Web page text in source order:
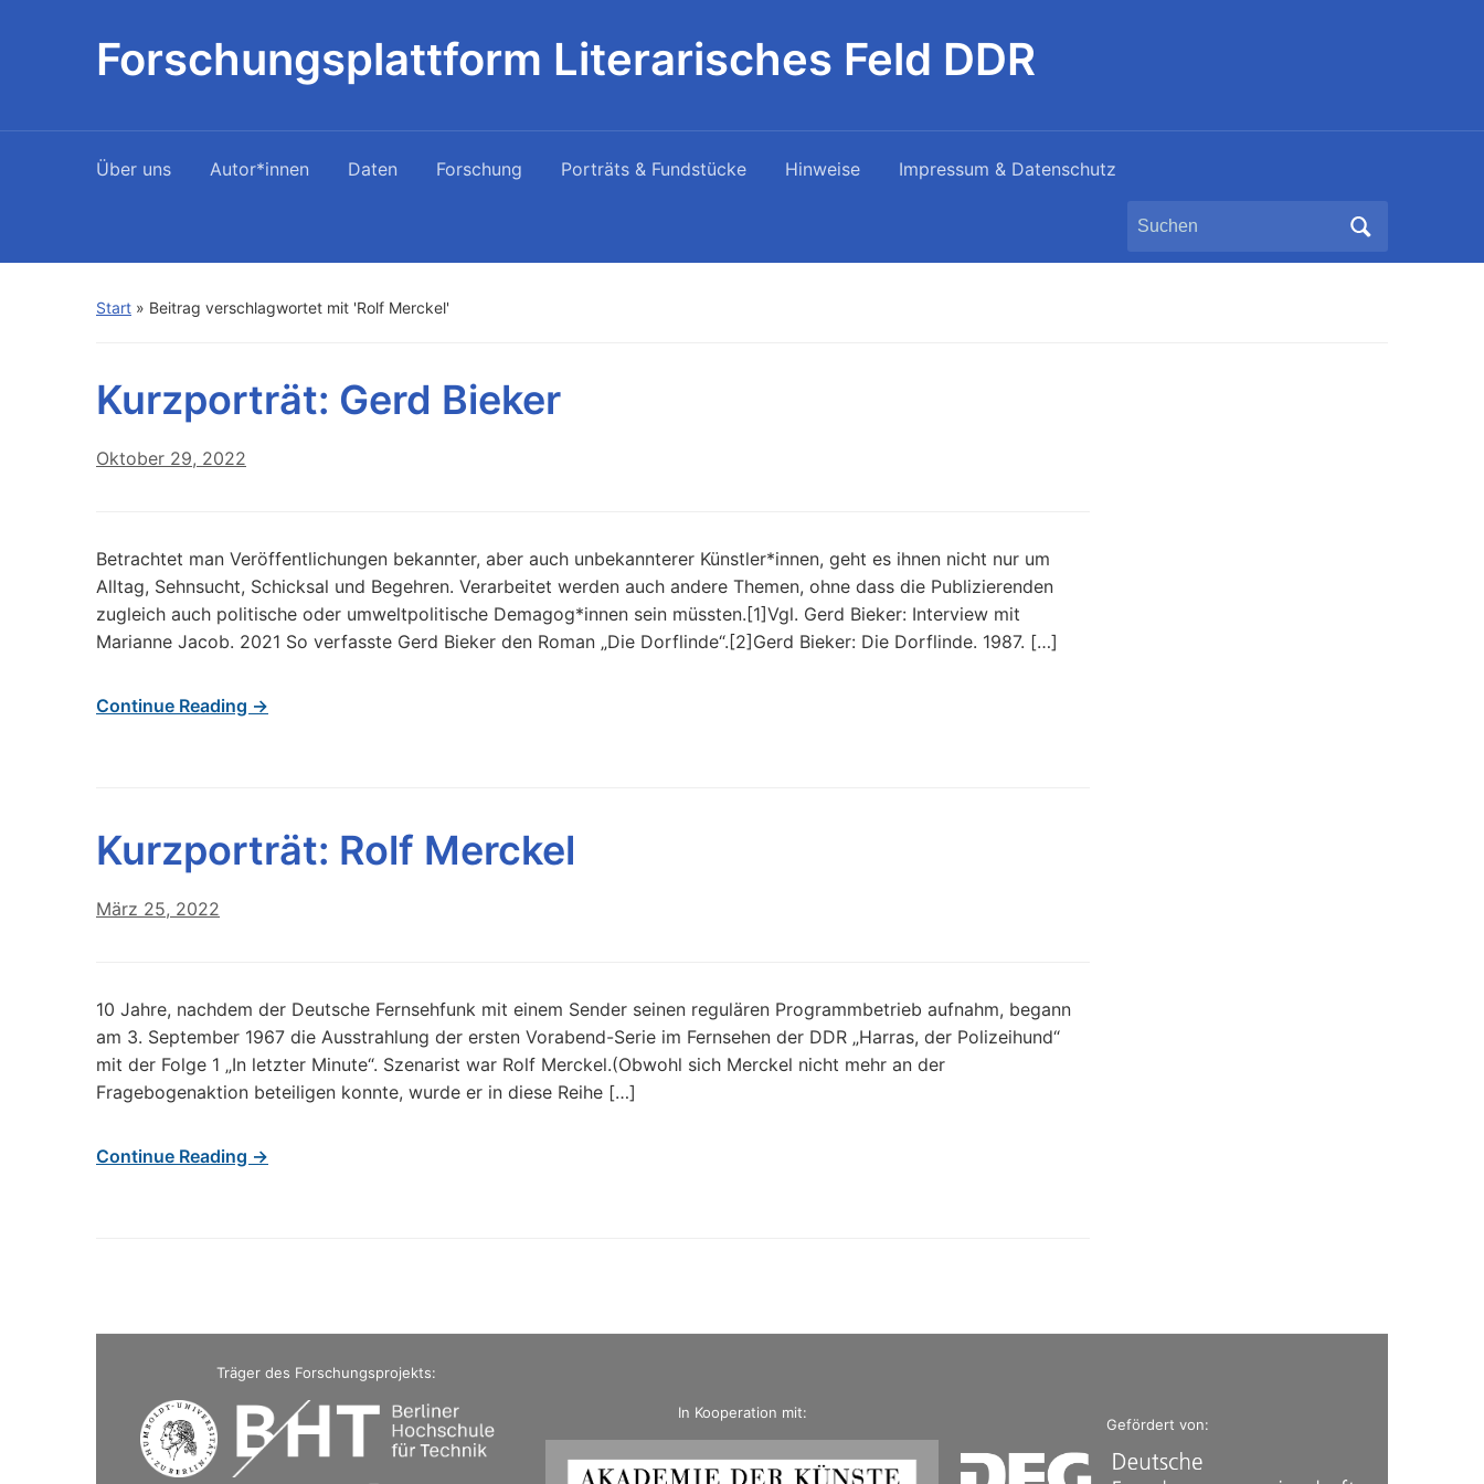
Forschungsplattform Literarisches Feld DDR
Über uns Autor*innen Daten Forschung Porträts & Fundstücke Hinweise Impressum & Datenschutz
Search
Start » Beitrag verschlagwortet mit 'Rolf Merckel'
Kurzporträt: Gerd Bieker
Oktober 29, 2022
Betrachtet man Veröffentlichungen bekannter, aber auch unbekannterer Künstler*innen, geht es ihnen nicht nur um
Alltag, Sehnsucht, Schicksal und Begehren. Verarbeitet werden auch andere Themen, ohne dass die Publizierenden
zugleich auch politische oder umweltpolitische Demagog*innen sein müssten.[1]Vgl. Gerd Bieker: Interview mit
Marianne Jacob. 2021 So verfasste Gerd Bieker den Roman „Die Dorflinde“.[2]Gerd Bieker: Die Dorflinde. 1987. […]
Continue Reading →
Kurzporträt: Rolf Merckel
März 25, 2022
10 Jahre, nachdem der Deutsche Fernsehfunk mit einem Sender seinen regulären Programmbetrieb aufnahm, begann
am 3. September 1967 die Ausstrahlung der ersten Vorabend-Serie im Fernsehen der DDR „Harras, der Polizeihund“
mit der Folge 1 „In letzter Minute“. Szenarist war Rolf Merckel.(Obwohl sich Merckel nicht mehr an der
Fragebogenaktion beteiligen konnte, wurde er in diese Reihe […]
Continue Reading →
Träger des Forschungsprojekts:
In Kooperation mit:
Gefördert von: